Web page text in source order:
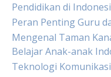
Pendidikan di
Peran Penting Guru
Mengenal Taman
Belajar Anak-anak
Teknologi